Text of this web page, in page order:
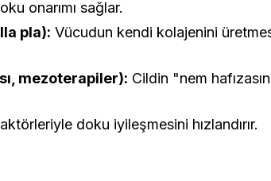
onarımı sağlar.
pla): Vücudun kendi kolajenini
mezoterapiler): Cildin "nem
doku iyileşmesini hızlandırır.